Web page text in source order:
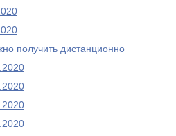
получить дистанционно